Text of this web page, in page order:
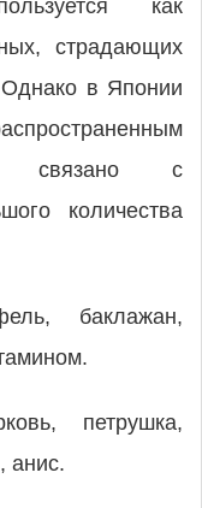
как
страдающих
в Японии
связано с
количества
баклажан,
петрушка,
анис.